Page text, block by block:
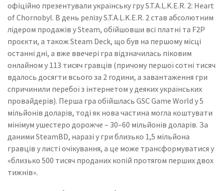
офіційно презентували українську гру S.T.A.L.K.E.R. 2: Heart
of Chornobyl. В день релізу S.T.A.L.K.E.R. 2 став абсолютним
лідером продажів у Steam, обійшовши всі платні та F2P
проєкти, а також Steam Deck, що був на першому місці
останні дні, а вже ввечері гра відзначилась піковим
онлайном у 113 тисяч гравців (причому першої сотні тисяч
вдалось досягти всього за 2 години, а завантаження гри
спричинили перебої з інтернетом у деяких українських
провайдерів). Перша гра обійшлась GSC Game World у 5
мільйонів доларів, тоді як нова частина могла коштувати
мінімум ушестеро дорожче – 30–60 мільйонів доларів. За
даними SteamBD, наразі у гри близько 1,5 мільйона
гравців у листі очікування, а це може трансформуватися у
«близько 500 тисяч проданих копій протягом перших двох
тижнів».